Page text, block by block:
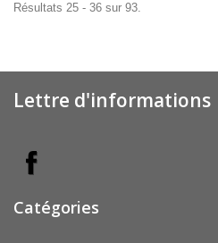
Résultats 25 - 36 sur 93.
Lettre d'informations
Catégories